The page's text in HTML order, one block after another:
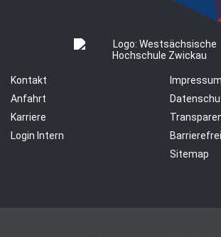
Kontakt
Anfahrt
Karriere
Login Intern
Impressum
Sitemap